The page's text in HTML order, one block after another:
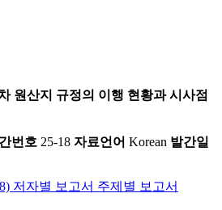
원산지 규정의 이행 현황과 시사점
번호 25-18 자료언어 Korean 발간일
저자별 보고서 주제별 보고서